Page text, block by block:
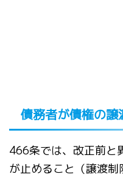
債務者が債権の
466条では、改正前と
が止めること（譲渡